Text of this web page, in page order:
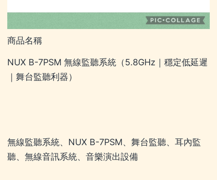
商品名稱
NUX B-7PSM 無線監聽系統（5.8GHz｜穩定低延遲
｜舞台監聽利器）
無線監聽系統、NUX B-7PSM、舞台監聽、耳內監
聽、無線音訊系統、音樂演出設備